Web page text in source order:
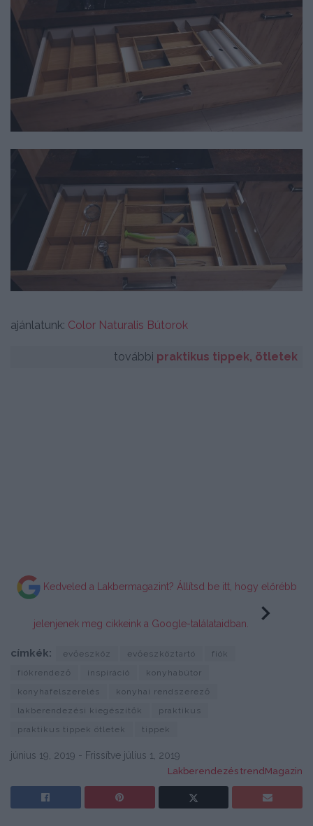
ajánlatunk: Color Naturalis Bútorok
további praktikus tippek, ötletek
Kedveled a Lakbermagazint? Állítsd be itt, hogy előrébb
jelenjenek meg cikkeink a Google-találataidban.
címkék: evőeszköz evőeszköztartó
fiók
fiókrendező
inspiráció
konyhabútor
konyhafelszerelés
konyhai rendszerező
lakberendezési kiegészítők
praktikus
praktikus tippek ötletek
tippek
június 19, 2019 - Frissítve július 1, 2019
Lakberendezés trendMagazin